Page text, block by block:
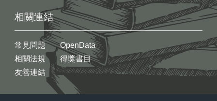
相關連結
常見問題
相關法規
友善連結
OpenData
得獎書目